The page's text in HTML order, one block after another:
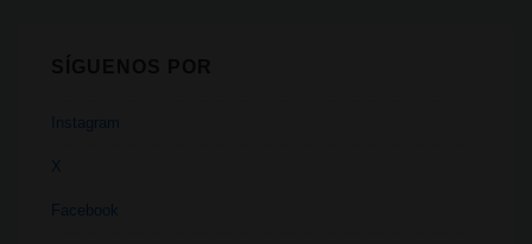
Instagram
X
Facebook